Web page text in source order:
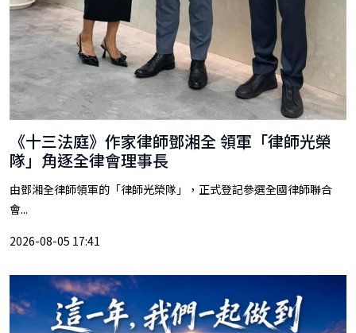
《十三法庭》作家律師鄧湘全 領軍「律師光榮
隊」角逐全律會理事長
由鄧湘全律師領軍的「律師光榮隊」，正式登記參選全國律師聯合
會...
2026-08-05 17:41